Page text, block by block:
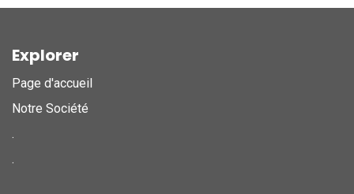
Explorer
Page d'accueil
Notre Société
.
.